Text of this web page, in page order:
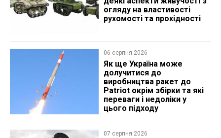
огляду на властивості
рухомості та прохідності
06 серпня 2026
Як ще Україна може
долучитися до
виробництва ракет до
Patriot окрім збірки та які
переваги і недоліки у
цього підходу
07 серпня 2026